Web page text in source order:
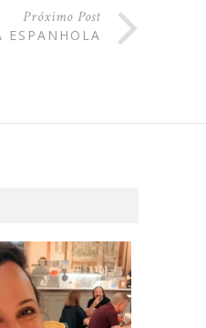
Próximo Post
ESPANHOLA